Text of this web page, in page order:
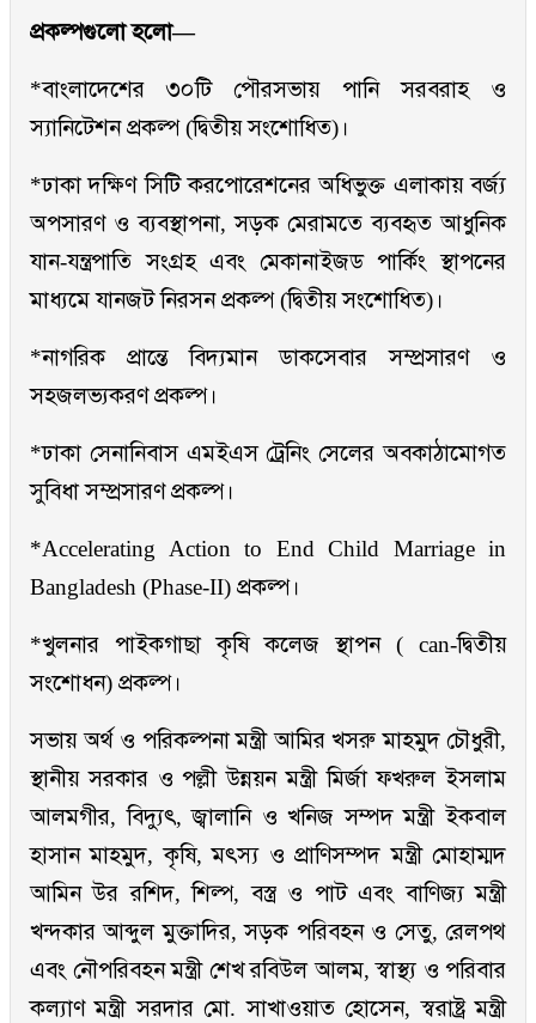
প্রকল্পগুলো হলো—
*বাংলাদেশের ৩০টি পৌরসভায় পানি সরবরাহ ও
স্যানিটেশন প্রকল্প (দ্বিতীয় সংশোধিত)।
*ঢাকা দক্ষিণ সিটি করপোরেশনের অধিভুক্ত এলাকায় বর্জ্য
অপসারণ ও ব্যবস্থাপনা, সড়ক মেরামতে ব্যবহৃত আধুনিক
যান-যন্ত্রপাতি সংগ্রহ এবং মেকানাইজড পার্কিং স্থাপনের
মাধ্যমে যানজট নিরসন প্রকল্প (দ্বিতীয় সংশোধিত)।
*নাগরিক প্রান্তে বিদ্যমান ডাকসেবার সম্প্রসারণ ও
সহজলভ্যকরণ প্রকল্প।
*ঢাকা সেনানিবাস এমইএস ট্রেনিং সেলের অবকাঠামোগত
সুবিধা সম্প্রসারণ প্রকল্প।
*Accelerating Action to End Child Marriage in
Bangladesh (Phase-II) প্রকল্প।
*খুলনার পাইকগাছা কৃষি কলেজ স্থাপন ( can-দ্বিতীয়
সংশোধন) প্রকল্প।
সভায় অর্থ ও পরিকল্পনা মন্ত্রী আমির খসরু মাহমুদ চৌধুরী,
স্থানীয় সরকার ও পল্লী উন্নয়ন মন্ত্রী মির্জা ফখরুল ইসলাম
আলমগীর, বিদ্যুৎ, জ্বালানি ও খনিজ সম্পদ মন্ত্রী ইকবাল
হাসান মাহমুদ, কৃষি, মৎস্য ও প্রাণিসম্পদ মন্ত্রী মোহাম্মদ
আমিন উর রশিদ, শিল্প, বস্ত্র ও পাট এবং বাণিজ্য মন্ত্রী
খন্দকার আব্দুল মুক্তাদির, সড়ক পরিবহন ও সেতু, রেলপথ
এবং নৌপরিবহন মন্ত্রী শেখ রবিউল আলম, স্বাস্থ্য ও পরিবার
কল্যাণ মন্ত্রী সরদার মো. সাখাওয়াত হোসেন, স্বরাষ্ট্র মন্ত্রী